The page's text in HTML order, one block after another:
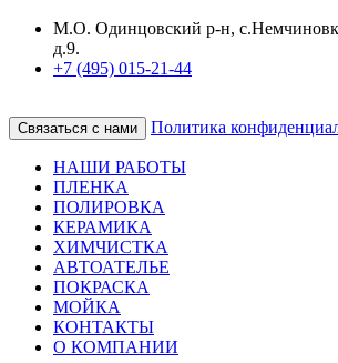
М.О. Одинцовский р-н,
д.9.
+7 (495) 015-21-44
Связаться с нами Политика
НАШИ РАБОТЫ
ПЛЕНКА
ПОЛИРОВКА
КЕРАМИКА
ХИМЧИСТКА
АВТОАТЕЛЬЕ
ПОКРАСКА
МОЙКА
КОНТАКТЫ
О КОМПАНИИ